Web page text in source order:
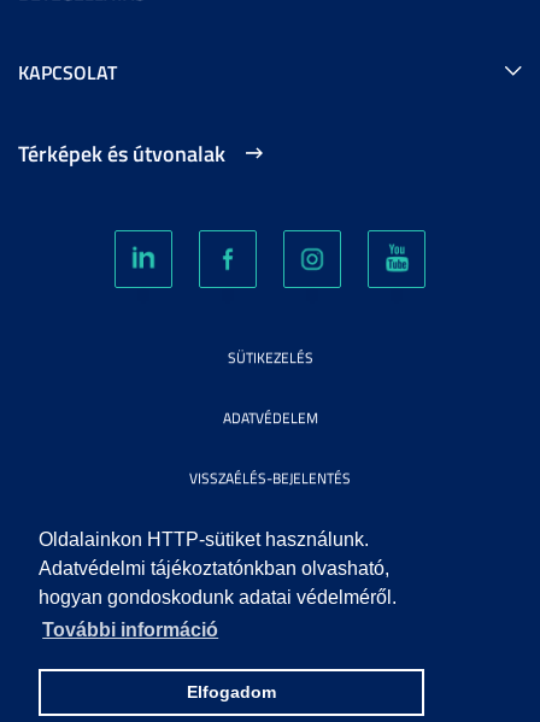
Oldalainkon HTTP-sütiket használunk.
Adatvédelmi tájékoztatónkban olvasható,
hogyan gondoskodunk adatai védelméről.
További információ
Elfogadom
KAPCSOLAT
Térképek és útvonalak
SÜTIKEZELÉS
ADATVÉDELEM
VISSZAÉLÉS-BEJELENTÉS
KÖZÉRDEKŰ ADATOK
IMPRESSZUM